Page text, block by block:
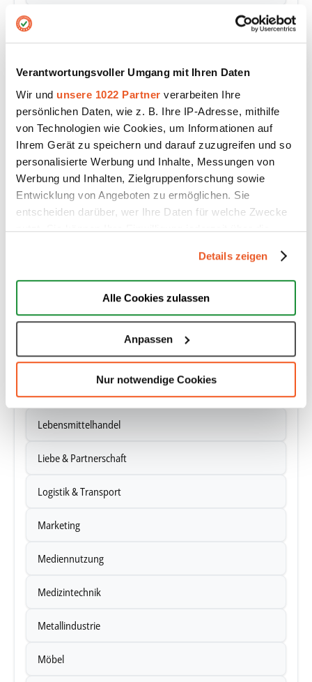
Verantwortungsvoller Umgang mit Ihren Daten
Wir und unsere 1022 Partner verarbeiten Ihre
persönlichen Daten, wie z. B. Ihre IP-Adresse, mithilfe
von Technologien wie Cookies, um Informationen auf
Ihrem Gerät zu speichern und darauf zuzugreifen und so
personalisierte Werbung und Inhalte, Messungen von
Werbung und Inhalten, Zielgruppenforschung sowie
Entwicklung von Angeboten zu ermöglichen. Sie
entscheiden darüber, wer Ihre Daten für welche Zwecke
nutzt. Sie können Ihre Einwilligung jederzeit über die
Trigger Symbol ändern oder widerrufen
Wenn Sie es erlauben, würden wir auch gerne:
Informationen über Ihre geografische Lage erfassen,
Ihr Gerät durch aktives Scannen nach bestimmten
Merkmalen (Fingerprinting) identifizieren
Erfahren Sie mehr darüber, wie Ihre persönlichen Daten
verarbeitet werden, und legen Sie Ihre Präferenzen im
Abschnitt Einzelheiten
Wir verwenden Cookies, um Inhalte und Anzeigen zu
zu können und die Zugriffe auf unsere Website zu
analysieren. Außerdem geben wir Informationen zu Ihrer
Verwendung unserer Website an unsere Partner für
soziale Medien, Werbung und Analysen weiter. Unsere
Partner führen diese Informationen möglicherweise mit
weiteren Daten zusammen, die Sie ihnen bereitgestellt
haben oder die sie im Rahmen Ihrer Nutzung der Dienste
Details zeigen
Alle Cookies zulassen
Anpassen
Nur notwendige Cookies
IT-Services
Immobilien
Internet Dienstleistungen
Kosmetik & Körperpflege
Körperpflege & Gesundheit
Künstliche Intelligenz
Landwirtschaft
Lebensmittelhandel
Liebe & Partnerschaft
Logistik & Transport
Marketing
Mediennutzung
Medizintechnik
Metallindustrie
Möbel